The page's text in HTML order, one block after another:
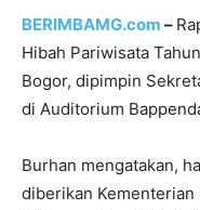
BERIMBAMG.com –
Hibah Pariwisata
Bogor, dipimpin
di Auditorium
Burhan mengatakan,
diberikan Kementerian